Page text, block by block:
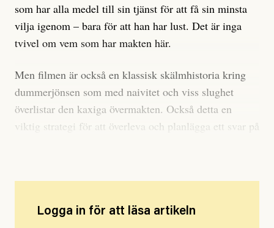
som har alla medel till sin tjänst för att få sin minsta
vilja igenom – bara för att han har lust. Det är inga
tvivel om vem som har makten här.
Men filmen är också en klassisk skälmhistoria kring
dummerjönsen som med naivitet och viss slughet
överlistar den kaxiga övermakten. Också detta en
viktig strategi för att överleva och planlägga ett svar på
Logga in för att läsa artikeln